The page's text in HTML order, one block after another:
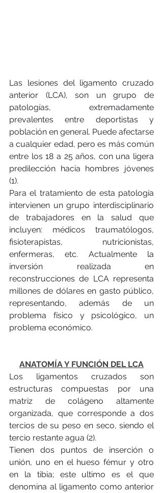
Las lesiones del ligamento cruzado
anterior (LCA), son un grupo de
patologías, extremadamente
prevalentes entre deportistas y
población en general. Puede afectarse
a cualquier edad, pero es más común
entre los 18 a 25 años, con una ligera
predilección hacia hombres jóvenes
(1).
Para el tratamiento de esta patología
intervienen un grupo interdisciplinario
de trabajadores en la salud que
incluyen: médicos traumatólogos,
fisioterapistas, nutricionistas,
enfermeras, etc. Actualmente la
inversión realizada en
reconstrucciones de LCA representa
millones de dólares en gasto público,
representando, además de un
problema físico y psicológico, un
problema económico.
ANATOMÍA Y FUNCIÓN DEL LCA
Los ligamentos cruzados son
estructuras compuestas por una
matriz de colágeno altamente
organizada, que corresponde a dos
tercios de su peso en seco, siendo el
tercio restante agua (2).
Tienen dos puntos de inserción o
unión, uno en el hueso fémur y otro
en la tibia; este ultimo es el que
denomina al ligamento como anterior